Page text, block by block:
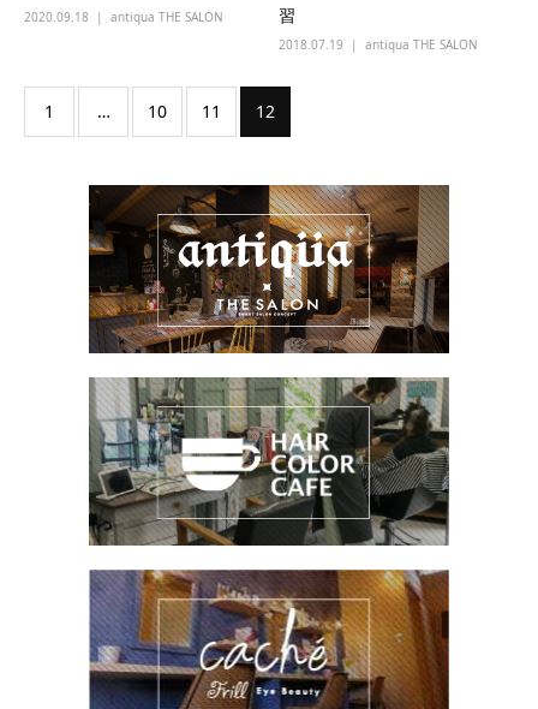
2020.09.18 antiqua THE SALON
習
2018.07.19 antiqua THE SALON
1 … 10 11 12